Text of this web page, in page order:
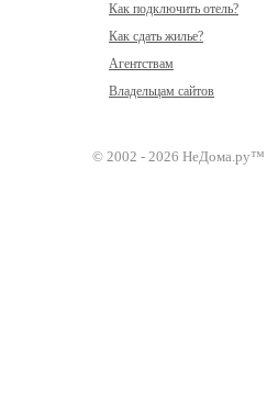
Как подключить отель?
Как сдать жилье?
Агентствам
Владельцам сайтов
© 2002 - 2026 НеДома.ру™